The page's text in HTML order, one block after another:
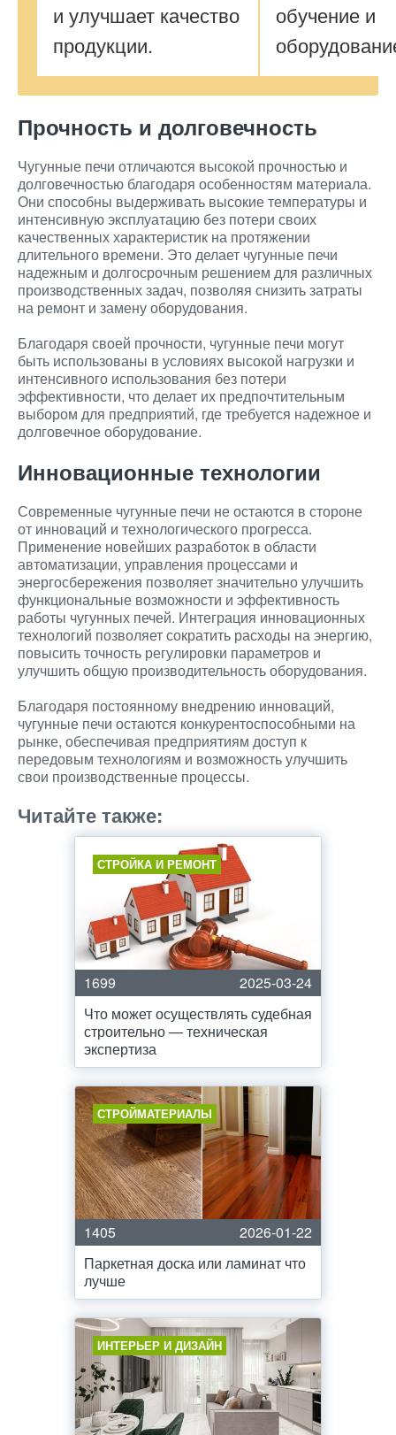
и улучшает качество
продукции.
обучение и
Прочность и долговечность
Чугунные печи отличаются высокой прочностью и
долговечностью благодаря особенностям материала.
Они способны выдерживать высокие температуры и
интенсивную эксплуатацию без потери своих
качественных характеристик на протяжении
длительного времени. Это делает чугунные печи
надежным и долгосрочным решением для различных
производственных задач, позволяя снизить затраты
на ремонт и замену оборудования.
Благодаря своей прочности, чугунные печи могут
быть использованы в условиях высокой нагрузки и
интенсивного использования без потери
эффективности, что делает их предпочтительным
выбором для предприятий, где требуется надежное и
долговечное оборудование.
Инновационные технологии
Современные чугунные печи не остаются в стороне
от инноваций и технологического прогресса.
Применение новейших разработок в области
автоматизации, управления процессами и
энергосбережения позволяет значительно улучшить
функциональные возможности и эффективность
работы чугунных печей. Интеграция инновационных
технологий позволяет сократить расходы на энергию,
повысить точность регулировки параметров и
улучшить общую производительность оборудования.
Благодаря постоянному внедрению инноваций,
чугунные печи остаются конкурентоспособными на
рынке, обеспечивая предприятиям доступ к
передовым технологиям и возможность улучшить
свои производственные процессы.
Читайте также:
СТРОЙКА И РЕМОНТ
1699
2025-03-24
Что может осуществлять судебная
строительно — техническая
экспертиза
СТРОЙМАТЕРИАЛЫ
1405
2026-01-22
Паркетная доска или ламинат что
лучше
ИНТЕРЬЕР И ДИЗАЙН